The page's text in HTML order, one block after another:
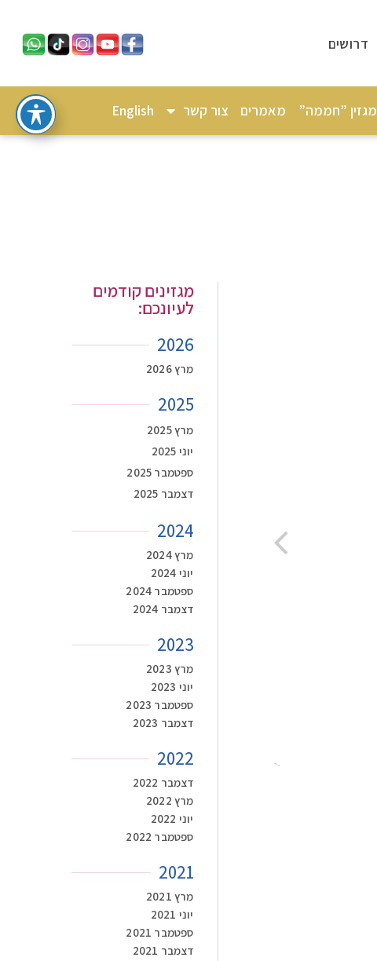
דרושים
מגזין ”חממה” מאמרים צור קשר English
מגזינים קודמים
לעיונכם:
2026
מרץ 2026
2025
מרץ 2025
יוני 2025
ספטמבר 2025
דצמבר 2025
2024
מרץ 2024
יוני 2024
ספטמבר 2024
דצמבר 2024
2023
מרץ 2023
יוני 2023
ספטמבר 2023
דצמבר 2023
2022
דצמבר 2022
מרץ 2022
יוני 2022
ספטמבר 2022
2021
מרץ 2021
יוני 2021
ספטמבר 2021
דצמבר 2021